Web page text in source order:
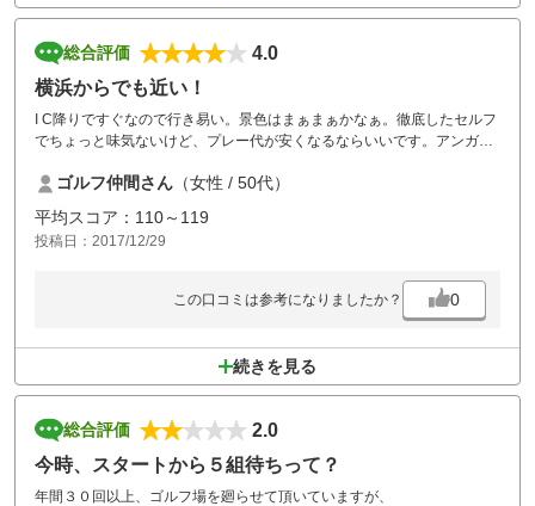
総合評価
4.0
横浜からでも近い！
I C降りですぐなので行き易い。景色はまぁまぁかなぁ。徹底したセルフ
でちょっと味気ないけど、プレー代が安くなるならいいです。アンガス
ゴルフ仲間さん （女性 / 50代）
平均スコア：110～119
投稿日：2017/12/29
この口コミは参考になりましたか？ 0
続きを見る
総合評価
2.0
今時、スタートから５組待ちって？
年間３０回以上、ゴルフ場を廻らせて頂いていますが、